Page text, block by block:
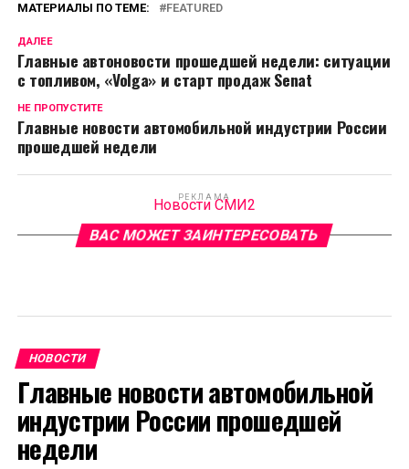
МАТЕРИАЛЫ ПО ТЕМЕ: FEATURED
ДАЛЕЕ
Главные автоновости прошедшей недели: ситуации
с топливом, «Volga» и старт продаж Senat
НЕ ПРОПУСТИТЕ
Главные новости автомобильной индустрии России
прошедшей недели
РЕКЛАМА
Новости СМИ2
ВАС МОЖЕТ ЗАИНТЕРЕСОВАТЬ
НОВОСТИ
Главные новости автомобильной
индустрии России прошедшей
недели